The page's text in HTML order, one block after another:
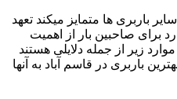
باربری ها متمایز میکند تعهد
برای صاحبین بار از اهمیت
زیر از جمله دلایلی هستند
باربری در قاسم آباد به آنها